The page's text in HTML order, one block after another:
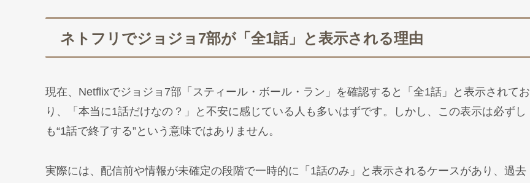
ネトフリでジョジョ7部が「全1話」と表示される理由
現在、Netflixでジョジョ7部「スティール・ボール・ラン」を確認すると「全1話」と表示されてお
り、「本当に1話だけなの？」と不安に感じている人も多いはずです。しかし、この表示は必ずし
も“1話で終了する”という意味ではありません。
実際には、配信前や情報が未確定の段階で一時的に「1話のみ」と表示されるケースがあり、過去